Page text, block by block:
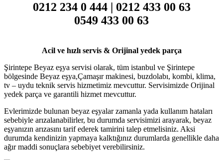
0212 234 0 444 | 0212 433 00 63
0549 433 00 63
Acil ve hızlı servis & Orijinal yedek parça
Şirintepe Beyaz eşya servisi olarak, tüm istanbul ve Şirintepe
bölgesinde Beyaz eşya,Çamaşır makinesi, buzdolabı, kombi, klima,
tv – uydu teknik servis hizmetimiz mevcuttur. Servisimizde Orijinal
yedek parça ve garantili hizmet mevcuttur.
Evlerimizde bulunan beyaz eşyalar zamanla yada kullanım hataları
sebebiyle arızalanabilirler, bu durumda servisimizi arayarak, beyaz
eşyanızın arızasını tarif ederek tamirini talep etmelisiniz. Aksi
durumda kendinizin yapmaya kalktığınız durumlarda genellikle daha
ağır maddi sonuçlara sebebiyet verebilirsiniz.